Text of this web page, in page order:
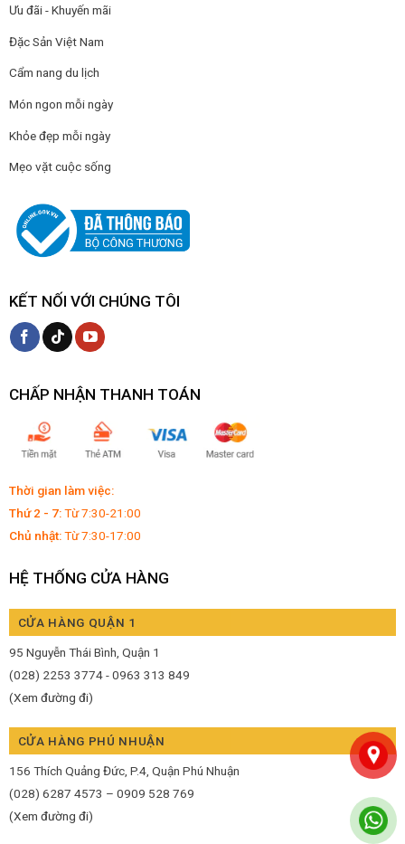
Ưu đãi - Khuyến mãi
Đặc Sản Việt Nam
Cẩm nang du lịch
Món ngon mỗi ngày
Khỏe đẹp mỗi ngày
Mẹo vặt cuộc sống
KẾT NỐI VỚI CHÚNG TÔI
CHẤP NHẬN THANH TOÁN
Thời gian làm việc:
Thứ 2 - 7:Từ 7:30-21:00
Chủ nhật:Từ 7:30-17:00
HỆ THỐNG CỬA HÀNG
CỬA HÀNG QUẬN 1
95 Nguyễn Thái Bình, Quận 1
(028) 2253 3774 - 0963 313 849
(Xem đường đi)
CỬA HÀNG PHÚ NHUẬN
156 Thích Quảng Đức, P.4, Quận Phú Nhuận
(028) 6287 4573 – 0909 528 769
(Xem đường đi)